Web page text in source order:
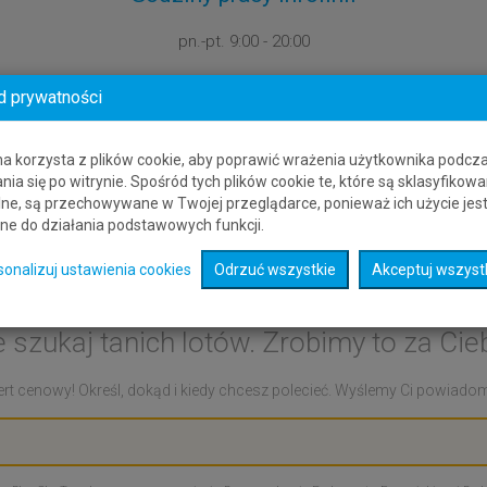
pn.-pt. 9:00 - 20:00
cenowy: Groningen -
szukaj tanich lotów. Zrobimy to za
cenowy! Określ, dokąd i kiedy chcesz polecieć. Wyślemy Ci
prywatności
korzysta z plików cookie, aby poprawić wrażenia użytkownika
się po witrynie. Spośród tych plików cookie te, które są
są przechowywane w Twojej przeglądarce, ponieważ ich użycie jest
do działania podstawowych funkcji.
ustawienia cookies Odrzuć wszystkie Akceptuj